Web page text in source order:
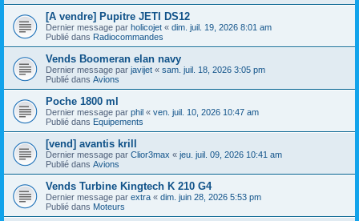
[A vendre] Pupitre JETI DS12
Dernier message par holicojet « dim. juil. 19, 2026 8:01 am
Publié dans Radiocommandes
Vends Boomeran elan navy
Dernier message par javijet « sam. juil. 18, 2026 3:05 pm
Publié dans Avions
Poche 1800 ml
Dernier message par phil « ven. juil. 10, 2026 10:47 am
Publié dans Equipements
[vend] avantis krill
Dernier message par Clior3max « jeu. juil. 09, 2026 10:41 am
Publié dans Avions
Vends Turbine Kingtech K 210 G4
Dernier message par extra « dim. juin 28, 2026 5:53 pm
Publié dans Moteurs